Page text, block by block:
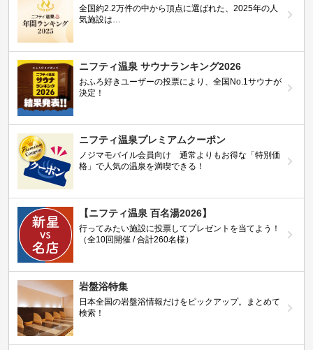
全国約2.2万件の中から頂点に選ばれた、2025年の人
気施設は…
ニフティ温泉 サウナランキング2026
おふろ好きユーザーの投票により、全国No.1サウナが
決定！
ニフティ温泉プレミアムクーポン
ノジマモバイル会員向け 通常よりもお得な「特別価
格」で人気の温泉を満喫できる！
【ニフティ温泉 百名湯2026】
行ってみたい施設に投票してプレゼントを当てよう！
（全10回開催 / 合計260名様）
岩盤浴特集
日本全国の岩盤浴情報だけをピックアップ。まとめて
検索！